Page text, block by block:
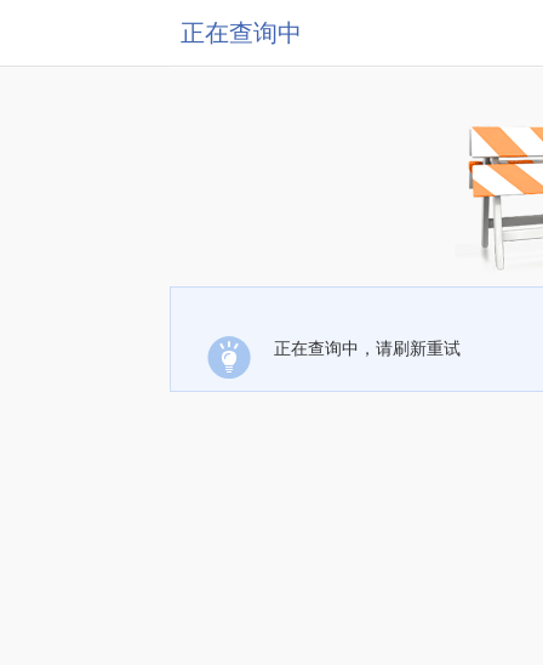
正在查询中
正在查询中，请刷新重试